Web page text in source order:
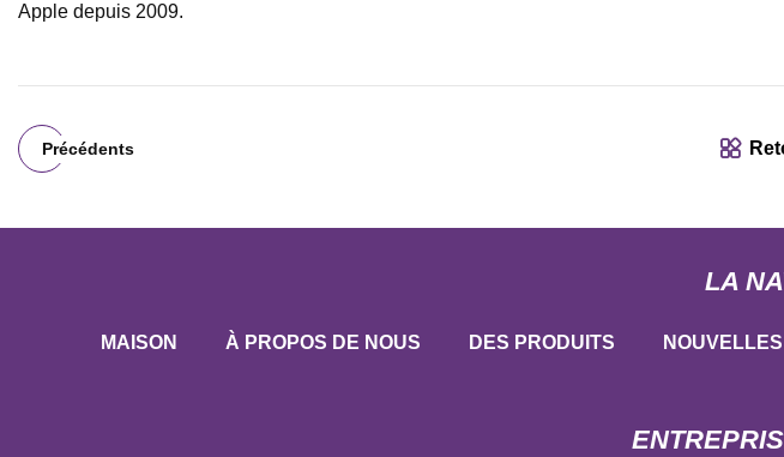
Apple depuis 2009.
Précédents
LA
MAISON À PROPOS DE NOUS DES PRODUITS NOUVELLES